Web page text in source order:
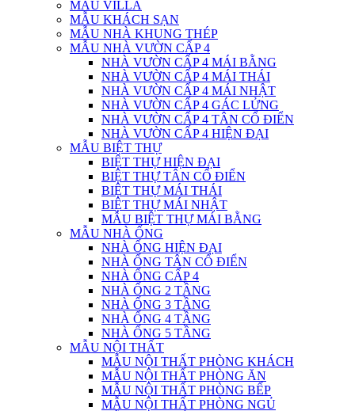
MẪU VILLA
MẪU KHÁCH SẠN
MẪU NHÀ KHUNG THÉP
MẪU NHÀ VƯỜN CẤP 4
NHÀ VƯỜN CẤP 4 MÁI BẰNG
NHÀ VƯỜN CẤP 4 MÁI THÁI
NHÀ VƯỜN CẤP 4 MÁI NHẬT
NHÀ VƯỜN CẤP 4 GÁC LỬNG
NHÀ VƯỜN CẤP 4 TÂN CỔ ĐIỂN
NHÀ VƯỜN CẤP 4 HIỆN ĐẠI
MẪU BIỆT THỰ
BIỆT THỰ HIỆN ĐẠI
BIỆT THỰ TÂN CỔ ĐIỂN
BIỆT THỰ MÁI THÁI
BIỆT THỰ MÁI NHẬT
MẪU BIỆT THỰ MÁI BẰNG
MẪU NHÀ ỐNG
NHÀ ỐNG HIỆN ĐẠI
NHÀ ỐNG TÂN CỔ ĐIỂN
NHÀ ỐNG CẤP 4
NHÀ ỐNG 2 TẦNG
NHÀ ỐNG 3 TẦNG
NHÀ ỐNG 4 TẦNG
NHÀ ỐNG 5 TẦNG
MẪU NỘI THẤT
MẪU NỘI THẤT PHÒNG KHÁCH
MẪU NỘI THẤT PHÒNG ĂN
MẪU NỘI THẤT PHÒNG BẾP
MẪU NỘI THẤT PHÒNG NGỦ